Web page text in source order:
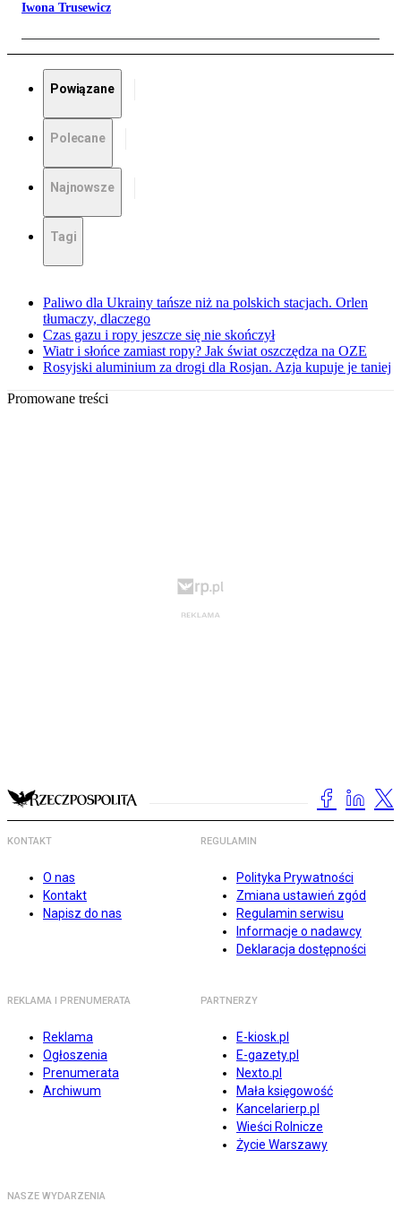
Iwona Trusewicz
Powiązane
Polecane
Najnowsze
Tagi
Paliwo dla Ukrainy tańsze niż na polskich stacjach. Orlen
tłumaczy, dlaczego
Czas gazu i ropy jeszcze się nie skończył
Wiatr i słońce zamiast ropy? Jak świat oszczędza na OZE
Rosyjski aluminium za drogi dla Rosjan. Azja kupuje je taniej
Promowane treści
KONTAKT
O nas
Kontakt
Napisz do nas
REGULAMIN
Polityka Prywatności
Zmiana ustawień zgód
Regulamin serwisu
Informacje o nadawcy
Deklaracja dostępności
REKLAMA I PRENUMERATA
Reklama
Ogłoszenia
Prenumerata
Archiwum
PARTNERZY
E-kiosk.pl
E-gazety.pl
Nexto.pl
Mała księgowość
Kancelarierp.pl
Wieści Rolnicze
Życie Warszawy
NASZE WYDARZENIA